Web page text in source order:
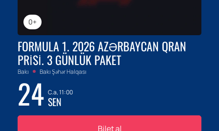
0+
FORMULA 1. 2026 AZƏRBAYCAN QRAN
PRISI. 3 GÜNLÜK PAKET
Bakı Bakı Şəhər Halqası
24 C.a, 11:00
SEN
Bilet al